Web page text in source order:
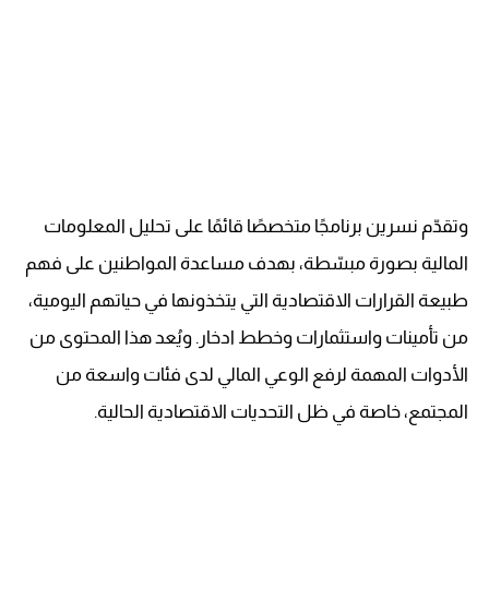
وتقدّم نسرين برنامجًا متخصصًا قائمًا على تحليل المعلومات
المالية بصورة مبسّطة، بهدف مساعدة المواطنين على فهم
طبيعة القرارات الاقتصادية التي يتخذونها في حياتهم اليومية،
من تأمينات واستثمارات وخطط ادخار. ويُعد هذا المحتوى من
الأدوات المهمة لرفع الوعي المالي لدى فئات واسعة من
المجتمع، خاصة في ظل التحديات الاقتصادية الحالية.